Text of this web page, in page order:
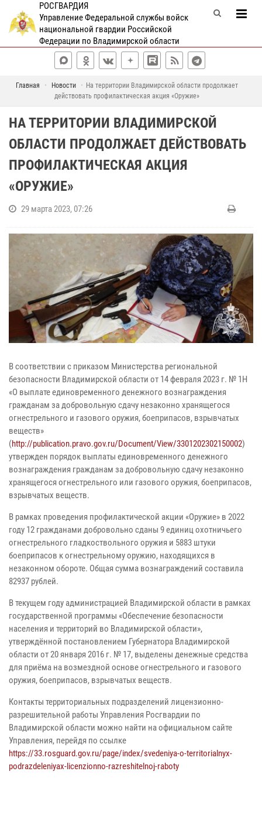
РОСГВАРДИЯ
Управление Федеральной службы войск
национальной гвардии Российской
Федерации по Владимирской области
Главная Новости
На территории Владимирской области продолжает
действовать профилактическая акция «Оружие»
НА ТЕРРИТОРИИ ВЛАДИМИРСКОЙ
ОБЛАСТИ ПРОДОЛЖАЕТ ДЕЙСТВОВАТЬ
ПРОФИЛАКТИЧЕСКАЯ АКЦИЯ
«ОРУЖИЕ»
29 марта 2023, 07:26
В соответствии с приказом Министерства региональной
безопасности Владимирской области от 14 февраля 2023 г. № 1Н
«О выплате единовременного денежного вознаграждения
гражданам за добровольную сдачу незаконно хранящегося
огнестрельного и газового оружия, боеприпасов, взрывчатых
веществ»
(http://publication.pravo.gov.ru/Document/View/3301202302150002)
утвержден порядок выплаты единовременного денежного
вознаграждения гражданам за добровольную сдачу незаконно
хранящегося огнестрельного или газового оружия, боеприпасов,
взрывчатых веществ.
В рамках проведения профилактической акции «Оружие» в 2022
году 12 гражданами добровольно сданы 9 единиц охотничьего
огнестрельного гладкоствольного оружия и 5883 штуки
боеприпасов к огнестрельному оружию, находящихся в
незаконном обороте. Общая сумма вознаграждений составила
82937 рублей.
В текущем году администрацией Владимирской области в рамках
государственной программы «Обеспечение безопасности
населения и территорий во Владимирской области»,
утверждённой постановлением Губернатора Владимирской
области от 20 января 2016 г. № 17, выделены денежные средства
для приёма на возмездной основе огнестрельного и газового
оружия, боеприпасов, взрывчатых веществ.
Контакты территориальных подразделений лицензионно-
разрешительной работы Управления Росгвардии по
Владимирской области можно найти на официальном сайте
Управления, перейдя по ссылке
https://33.rosguard.gov.ru/page/index/svedeniya-o-territorialnyx-
podrazdeleniyax-licenzionno-razreshitelnoj-raboty